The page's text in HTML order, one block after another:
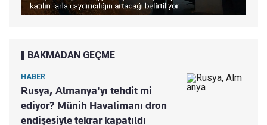
BAKMADAN GEÇME
HABER
Rusya, Almanya'yı tehdit mi
ediyor? Münih Havalimanı dron
endişesiyle tekrar kapatıldı